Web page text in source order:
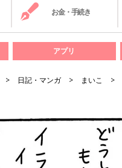
お金・手続き
アプリ
日記・マンガ まいこ